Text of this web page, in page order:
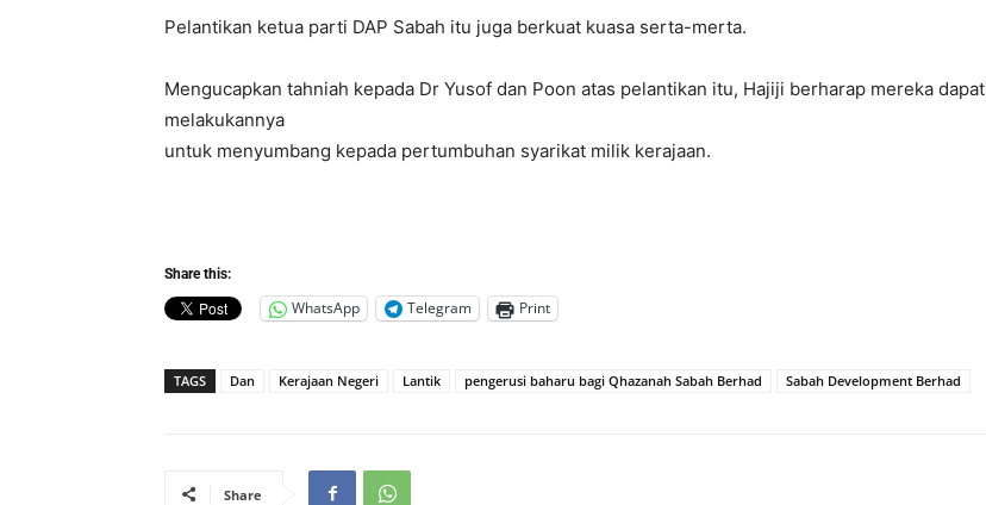
Pelantikan ketua parti DAP Sabah itu juga berkuat kuasa serta-merta.
Mengucapkan tahniah kepada Dr Yusof dan Poon atas pelantikan itu, Hajiji berharap mereka dapat
melakukannya
untuk menyumbang kepada pertumbuhan syarikat milik kerajaan.
Share this:
WhatsApp Telegram Print
TAGS Dan Kerajaan Negeri Lantik pengerusi baharu bagi Qhazanah Sabah Berhad Sabah Development Berhad
Share